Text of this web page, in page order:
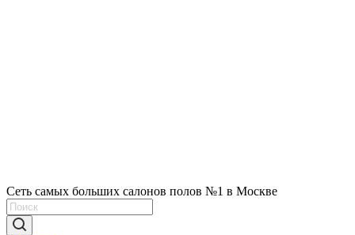
Сеть самых больших салонов полов №1 в Москве